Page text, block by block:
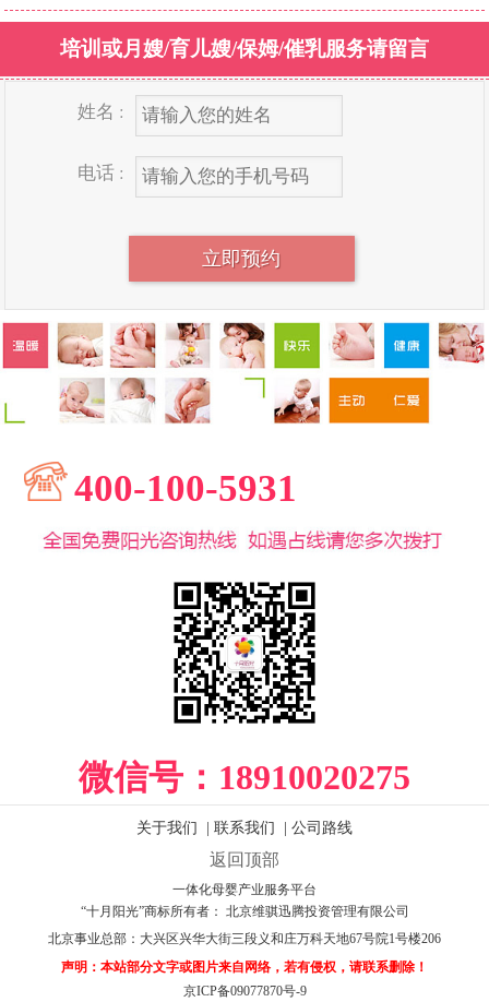
培训或月嫂/育儿嫂/保姆/催乳服务请留言
姓名 :
电话 :
400-100-5931
微信号： 18910020275
关于我们 联系我们 公司路线
返回顶部
一体化母婴产业服务平台
“十月阳光”商标所有者： 北京维骐迅腾投资管理有限公司
北京事业总部： 大兴区兴华大街三段义和庄万科天地67号院1号楼206
声明：本站部分文字或图片来自网络，若有侵权，请联系删除！
京ICP备09077870号-9